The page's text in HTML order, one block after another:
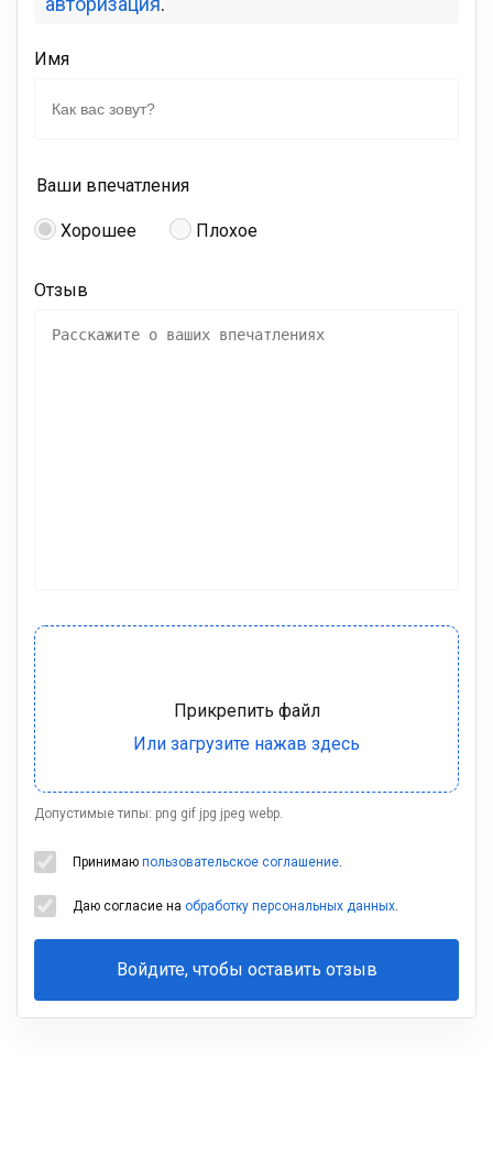
Имя
Ваши впечатления
Хорошее Плохое
Отзыв
Допустимые типы: png gif jpg jpeg webp.
Принимаю пользовательское соглашение.
Даю согласие на обработку персональных данных.
Войдите, чтобы оставить отзыв
Ваша